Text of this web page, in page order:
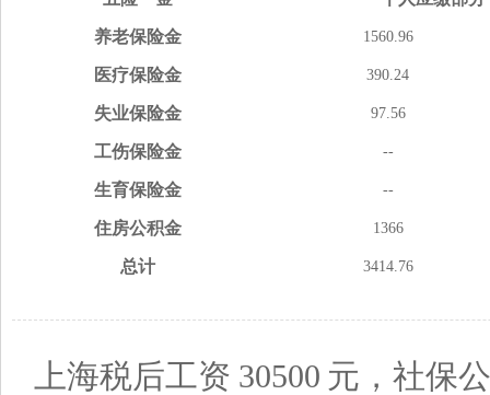
养老保险金 1560.96
医疗保险金 390.24
失业保险金 97.56
工伤保险金 --
生育保险金 --
住房公积金 1366
总计 3414.76
上海税后工资 30500 元，社保